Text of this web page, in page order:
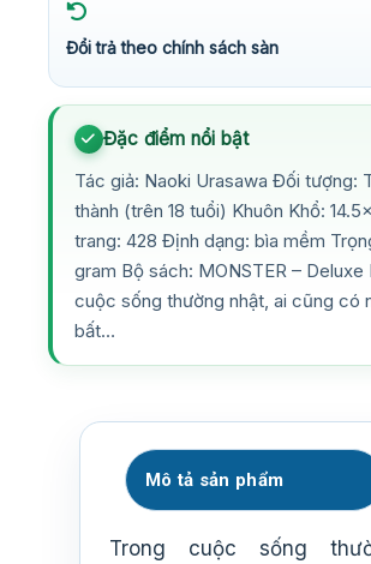
Đổi trả theo chính sách sàn
Đặc điểm nổi bật
Tác giả: Naoki Urasawa Đối tượng:
thành (trên 18 tuổi) Khuôn Khổ:
trang: 428 Định dạng: bìa mềm
gram Bộ sách: MONSTER – Deluxe
cuộc sống thường nhật, ai cũng có
bất…
Mô tả sản phẩm
Trong cuộc sống